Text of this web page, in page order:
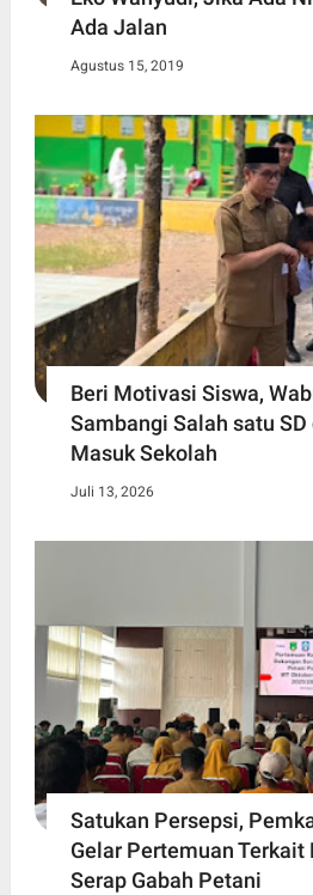
Ada Jalan
Agustus 15, 2019
Beri Motivasi Siswa,
Sambangi Salah satu
Masuk Sekolah
Juli 13, 2026
Satukan Persepsi,
Gelar Pertemuan Terkait
Serap Gabah Petani